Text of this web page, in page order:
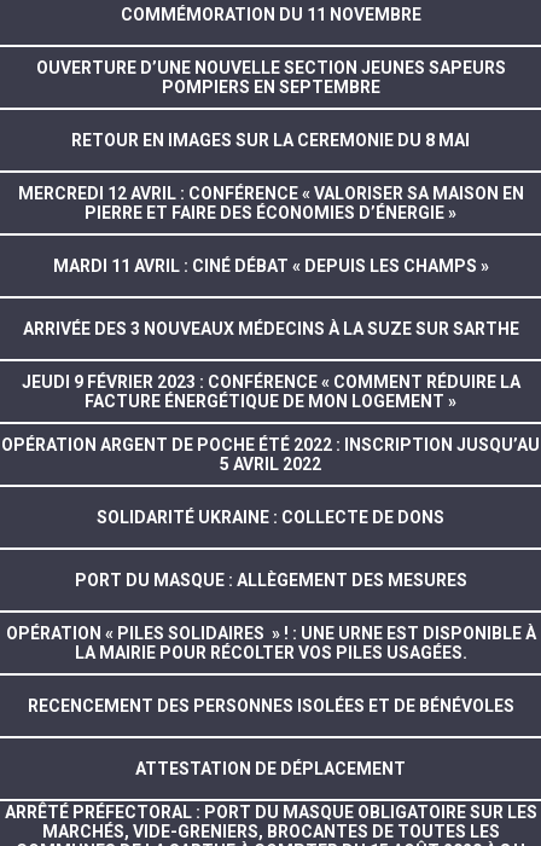
COMMÉMORATION DU 11 NOVEMBRE
OUVERTURE D’UNE NOUVELLE SECTION JEUNES SAPEURS
POMPIERS EN SEPTEMBRE
RETOUR EN IMAGES SUR LA CEREMONIE DU 8 MAI
MERCREDI 12 AVRIL : CONFÉRENCE « VALORISER SA MAISON EN
PIERRE ET FAIRE DES ÉCONOMIES D’ÉNERGIE »
MARDI 11 AVRIL : CINÉ DÉBAT « DEPUIS LES CHAMPS »
ARRIVÉE DES 3 NOUVEAUX MÉDECINS À LA SUZE SUR SARTHE
JEUDI 9 FÉVRIER 2023 : CONFÉRENCE « COMMENT RÉDUIRE LA
FACTURE ÉNERGÉTIQUE DE MON LOGEMENT »
OPÉRATION ARGENT DE POCHE ÉTÉ 2022 : INSCRIPTION JUSQU’AU
5 AVRIL 2022
SOLIDARITÉ UKRAINE : COLLECTE DE DONS
PORT DU MASQUE : ALLÈGEMENT DES MESURES
OPÉRATION « PILES SOLIDAIRES » ! : UNE URNE EST DISPONIBLE À
LA MAIRIE POUR RÉCOLTER VOS PILES USAGÉES.
RECENCEMENT DES PERSONNES ISOLÉES ET DE BÉNÉVOLES
ATTESTATION DE DÉPLACEMENT
ARRÊTÉ PRÉFECTORAL : PORT DU MASQUE OBLIGATOIRE SUR LES
MARCHÉS, VIDE-GRENIERS, BROCANTES DE TOUTES LES